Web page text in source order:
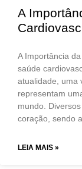
A
A Importância
saúde
atualidade, uma
representam
mundo.
coração, sendo
LEIA MAIS »